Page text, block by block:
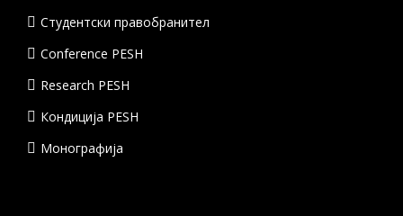
Студентски правобранител
Conference PESH
Research PESH
Кондиција PESH
Монографија